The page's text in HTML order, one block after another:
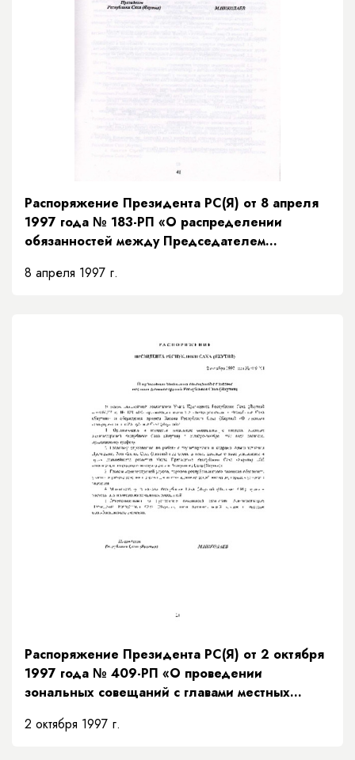
Распоряжение Президента РС(Я) от 8 апреля
1997 года № 183-РП «О распределении
обязанностей между Председателем
Правительства Республики Саха (Якутия) и
8 апреля 1997 г.
Распоряжение Президента РС(Я) от 2 октября
1997 года № 409-РП «О проведении
зональных совещаний с главами местных
2 октября 1997 г.